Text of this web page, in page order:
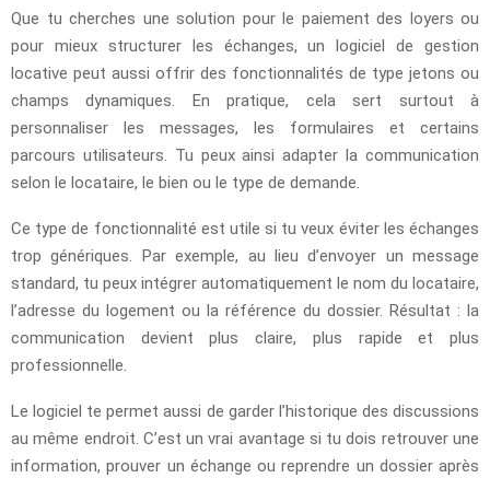
Que tu cherches une solution pour le paiement des loyers ou
pour mieux structurer les échanges, un logiciel de gestion
locative peut aussi offrir des fonctionnalités de type jetons ou
champs dynamiques. En pratique, cela sert surtout à
personnaliser les messages, les formulaires et certains
parcours utilisateurs. Tu peux ainsi adapter la communication
selon le locataire, le bien ou le type de demande.
Ce type de fonctionnalité est utile si tu veux éviter les échanges
trop génériques. Par exemple, au lieu d’envoyer un message
standard, tu peux intégrer automatiquement le nom du locataire,
l’adresse du logement ou la référence du dossier. Résultat : la
communication devient plus claire, plus rapide et plus
professionnelle.
Le logiciel te permet aussi de garder l’historique des discussions
au même endroit. C’est un vrai avantage si tu dois retrouver une
information, prouver un échange ou reprendre un dossier après